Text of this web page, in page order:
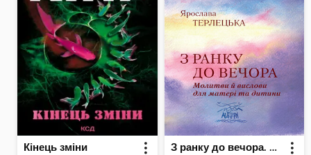
Кінець зміни З ранку до вечора. Молитви й вислови для матері та дитини